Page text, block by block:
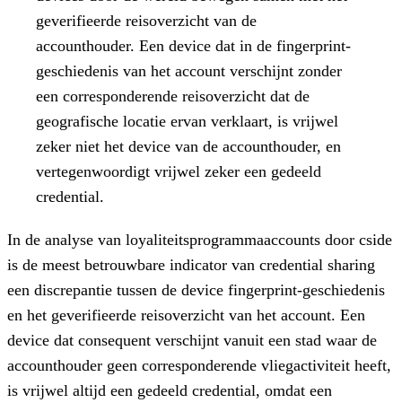
geverifieerde reisoverzicht van de
accounthouder. Een device dat in de fingerprint-
geschiedenis van het account verschijnt zonder
een corresponderende reisoverzicht dat de
geografische locatie ervan verklaart, is vrijwel
zeker niet het device van de accounthouder, en
vertegenwoordigt vrijwel zeker een gedeeld
credential.
In de analyse van loyaliteitsprogrammaaccounts door cside
is de meest betrouwbare indicator van credential sharing
een discrepantie tussen de device fingerprint-geschiedenis
en het geverifieerde reisoverzicht van het account. Een
device dat consequent verschijnt vanuit een stad waar de
accounthouder geen corresponderende vliegactiviteit heeft,
is vrijwel altijd een gedeeld credential, omdat een